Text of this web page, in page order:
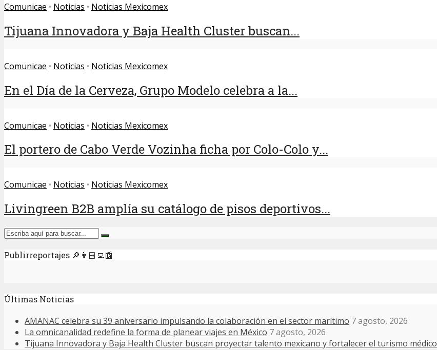
Comunicae • Noticias • Noticias Mexicomex
Tijuana Innovadora y Baja Health Cluster buscan...
Comunicae • Noticias • Noticias Mexicomex
En el Día de la Cerveza, Grupo Modelo celebra a la...
Comunicae • Noticias • Noticias Mexicomex
El portero de Cabo Verde Vozinha ficha por Colo-Colo y...
Comunicae • Noticias • Noticias Mexicomex
Livingreen B2B amplía su catálogo de pisos deportivos...
Publirreportajes 🔎👨🏻‍💻📰
Últimas Noticias
AMANAC celebra su 39 aniversario impulsando la colaboración en el sector marítimo 7 agosto, 2026
La omnicanalidad redefine la forma de planear viajes en México 7 agosto, 2026
Tijuana Innovadora y Baja Health Cluster buscan proyectar talento mexicano y fortalecer el turismo médico